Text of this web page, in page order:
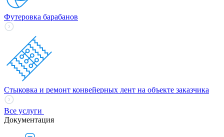
Футеровка барабанов
Стыковка и ремонт конвейерных лент на объекте заказчика
Все услуги
Документация